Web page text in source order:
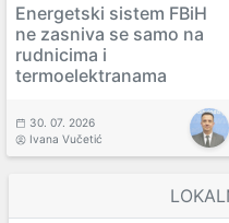
Energetski sistem FBiH
ne zasniva se samo na
rudnicima i
termoelektranama
30. 07. 2026
Ivana Vučetić